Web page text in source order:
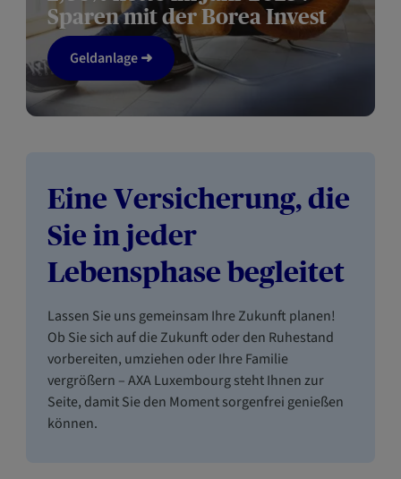
Sparen mit der Borea Invest
Geldanlage ➜
Eine Versicherung, die
Sie in jeder
Lebensphase begleitet
Lassen Sie uns gemeinsam Ihre Zukunft planen!
Ob Sie sich auf die Zukunft oder den Ruhestand
vorbereiten, umziehen oder Ihre Familie
vergrößern – AXA Luxembourg steht Ihnen zur
Seite, damit Sie den Moment sorgenfrei genießen
können.